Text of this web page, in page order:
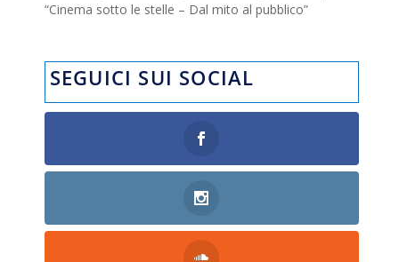
“Cinema sotto le stelle – Dal mito al pubblico”
SEGUICI SUI SOCIAL